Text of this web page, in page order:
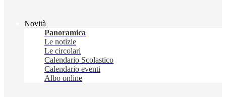
Novità
Panoramica
Le notizie
Le circolari
Calendario Scolastico
Calendario eventi
Albo online